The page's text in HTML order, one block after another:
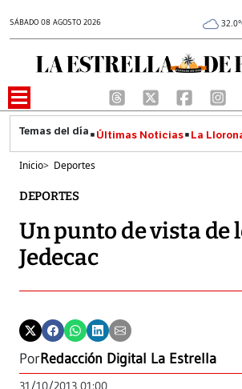
SÁBADO 08 AGOSTO 2026
Últimas Noticias La
Inicio> Deportes
DEPORTES
Un punto de vista de
Jedecac
PorRedacción Digital La Estrella